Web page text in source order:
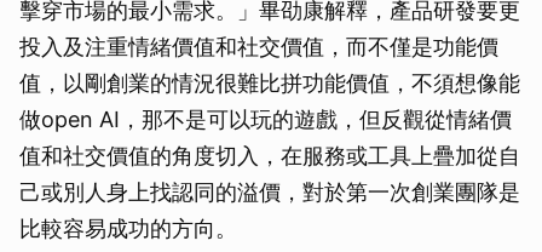
擊穿市場的最小需求。」畢劭康解釋，產品研發要更
投入及注重情緒價值和社交價值，而不僅是功能價
值，以剛創業的情況很難比拼功能價值，不須想像能
做open AI，那不是可以玩的遊戲，但反觀從情緒價
值和社交價值的角度切入，在服務或工具上疊加從自
己或別人身上找認同的溢價，對於第一次創業團隊是
比較容易成功的方向。